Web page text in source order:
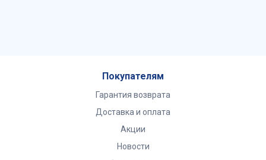
несущей раме (инсталляции), выдерживающей
моделей остается свободным, мыть его гораздо
компактностью: подвесной унитаз-биде подойдет
Покупателям
Гарантия возврата
Доставка и оплата
Акции
Новости